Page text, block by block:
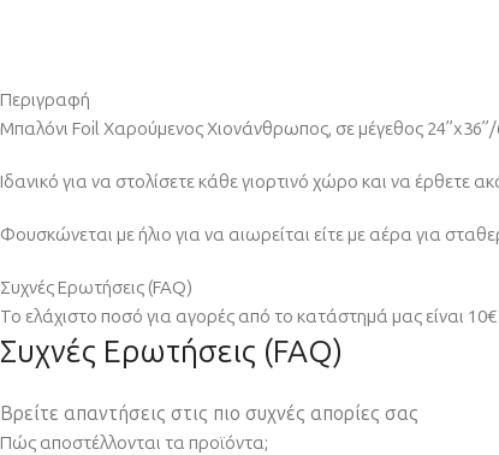
Περιγραφή
Μπαλόνι Foil Χαρούμενος Χιονάνθρωπος, σε μέγεθος
Ιδανικό για να στολίσετε κάθε γιορτινό χώρο και να έρθετε
Φουσκώνεται με ήλιο για να αιωρείται είτε με αέρα για
Συχνές Ερωτήσεις (FAQ)
Το ελάχιστο ποσό για αγορές από το κατάστημά μας είναι 10€
Συχνές Ερωτήσεις (FAQ)
Βρείτε απαντήσεις στις πιο συχνές απορίες σας
Πώς αποστέλλονται τα προϊόντα;